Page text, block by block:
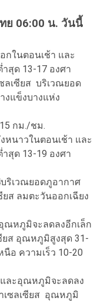
ย 06:00 น. วันนี้
กในตอนเช้า และ
สุด 13-17 องศา
ลเซียส บริเวณยอด
แข็งบางแห่ง
กม./ชม.
หนาวในตอนเช้า และ
สุด 13-19 องศา
ริเวณยอดภูอากาศ
ส ลมตะวันออกเฉียง
ณหภูมิจะลดลงอีกเล็ก
ยส อุณหภูมิสูงสุด 31-
นือ ความเร็ว 10-20
และอุณหภูมิจะลดลง
เซลเซียส อุณหภูมิ